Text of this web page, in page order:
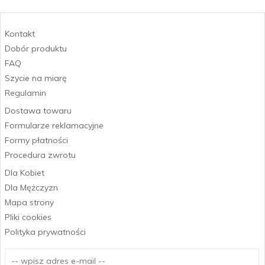
Kontakt
Dobór produktu
FAQ
Szycie na miarę
Regulamin
Dostawa towaru
Formularze reklamacyjne
Formy płatności
Procedura zwrotu
Dla Kobiet
Dla Mężczyzn
Mapa strony
Pliki cookies
Polityka prywatności